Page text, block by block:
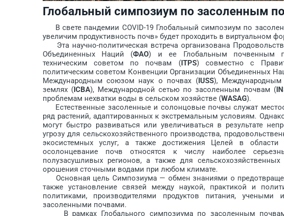
Глобальный симпозиум по засоленным
В свете пандемии COVID-19 Глобальный симпозиум по
увеличим продуктивность почв» будет проходить в виртуальном
Эта научно-политическая встреча организована
Объединенных Наций (ФАО) и ее Глобальным почвенным
техническим советом по почвам (ITPS) совместно с
политическим советом Конвенции Организации Объединенных
Международным союзом наук о почвах (IUSS),
землях (ICBA), Международной сетью по засоленным почвам (
проблемам нехватки воды в сельском хозяйстве (WASAG).
Естественные засоленные и солонцовые почвы служат
ряд растений, адаптированных к экстремальным условиям.
могут быстро развиваться или увеличиваться в результате
угрозу для сельскохозяйственного производства,
экосистемных услуг, а также достижения Целей в
осолонцевание почв относятся к числу наиболее
полузасушливых регионов, а также для
орошения сточными водами при любом климате.
Основная цель Симпозиума — обмен знаниями о
также установление связей между наукой, практикой и
политиками, производителями продуктов питания, учеными
засоленными почвами.
В рамках Глобального симпозиума по засоленным почвам